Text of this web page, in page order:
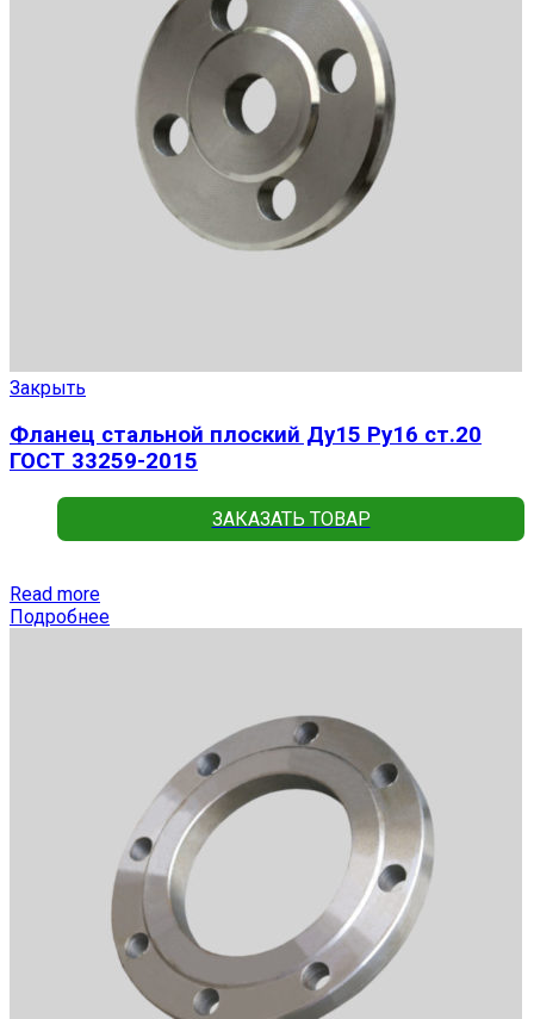
Закрыть
Фланец стальной плоский Ду15 Ру16 ст.20
ГОСТ 33259-2015
ЗАКАЗАТЬ ТОВАР
Read more
Подробнее